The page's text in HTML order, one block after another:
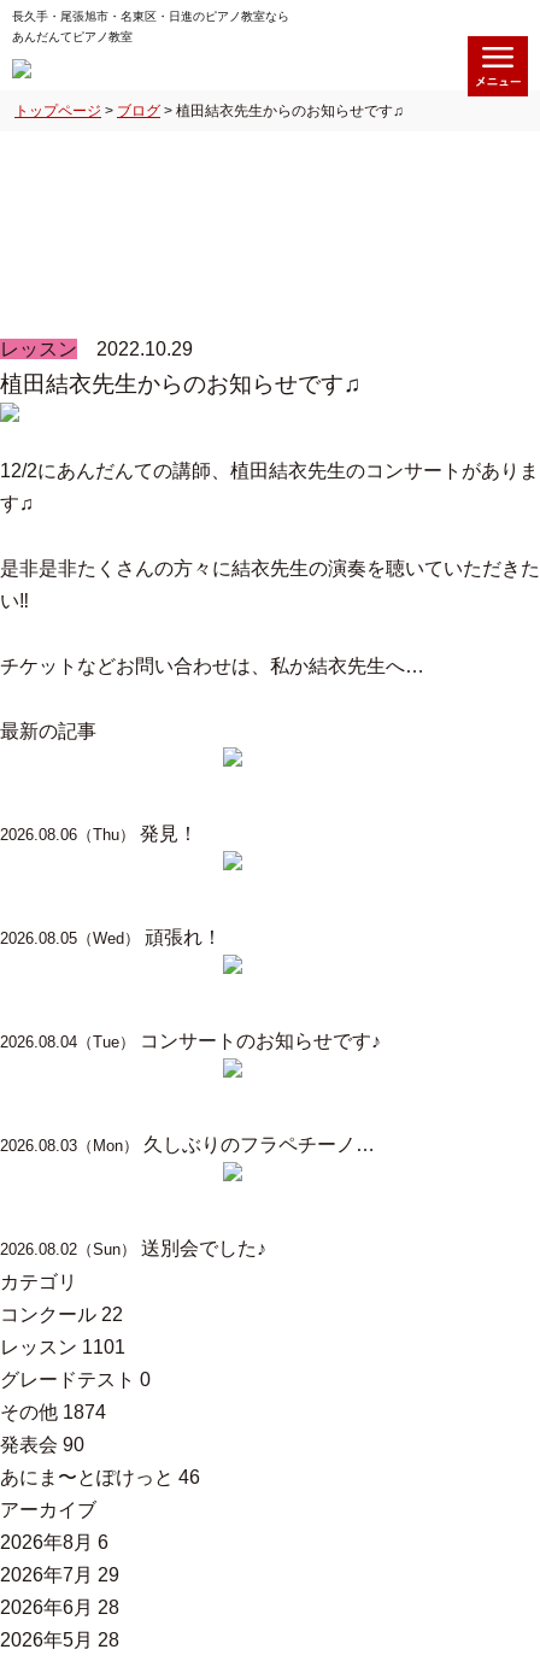
長久手・尾張旭市・名東区・日進のピアノ教室なら
あんだんてピアノ教室
トップページ > ブログ > 植田結衣先生からのお知らせです♫
レッスン 2022.10.29
植田結衣先生からのお知らせです♫
12/2にあんだんての講師、植田結衣先生のコンサートがありま
す♫
是非是非たくさんの方々に結衣先生の演奏を聴いていただきた
い‼︎
チケットなどお問い合わせは、私か結衣先生へ…
最新の記事
2026.08.06（Thu） 発見！
2026.08.05（Wed） 頑張れ！
2026.08.04（Tue） コンサートのお知らせです♪
2026.08.03（Mon） 久しぶりのフラペチーノ…
2026.08.02（Sun）
送別会でした♪
カテゴリ
コンクール 22
レッスン 1101
グレードテスト 0
その他 1874
発表会 90
あにま〜とぽけっと 46
アーカイブ
2026年8月 6
2026年7月 29
2026年6月 28
2026年5月 28